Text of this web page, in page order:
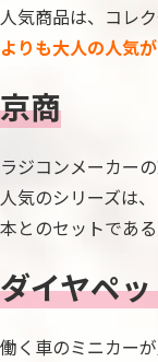
人気商品は、コレ
よりも大人の人気
京商
ラジコンメーカー
人気のシリーズは
本とのセットである
ダイヤペ
働く車のミニカー